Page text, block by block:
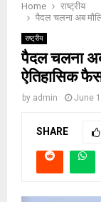
Home
राष्ट्रीय
पैदल चलना अब
राष्ट्रीय
पैदल चलना
ऐतिहासिक
by admin June
SHARE